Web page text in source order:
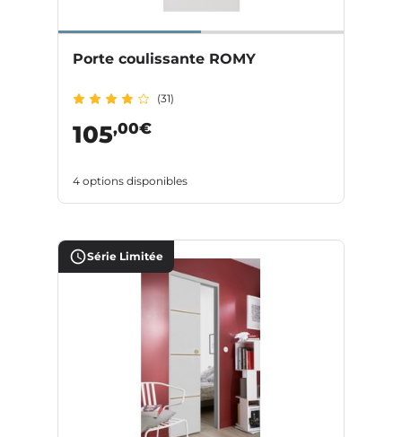
Porte coulissante ROMY
(31)
105,00€
4 options disponibles
Série Limitée